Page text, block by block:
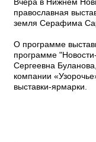
православная
земля Серафима
О программе
программе
Сергеевна
компании
выставки-ярмарки.